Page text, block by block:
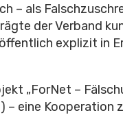
– als
der Verband
explizit in
„ForNet –
– eine Kooperation